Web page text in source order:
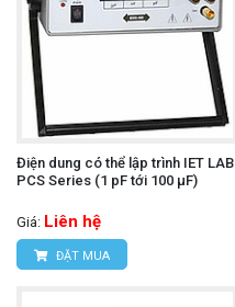
Điện dung có thể lập trình IET LAB
PCS Series (1 pF tới 100 µF)
Giá: Liên hệ
ĐẶT MUA